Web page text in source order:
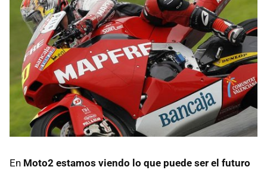
En Moto2 estamos viendo lo que puede ser el futuro